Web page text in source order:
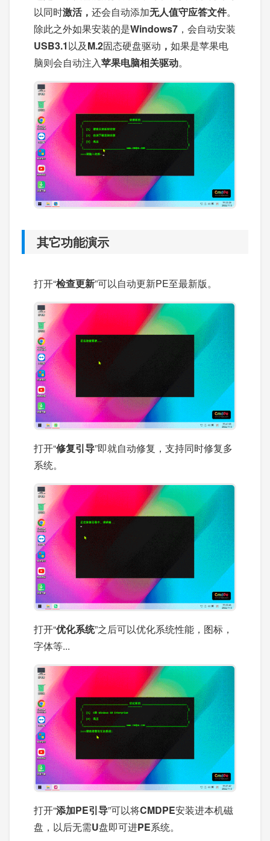
以同时激活， 还会自动添加无人值守应答文件。
除此之外如果安装的是Windows7 ，会自动安装
USB3.1以及M.2固态硬盘驱动 ， 如果是苹果电
脑则会自动注入苹果电脑相关驱动。
其它功能演示
打开“检查更新”可以自动更新PE至最新版。
打开“修复引导”即就自动修复，支持同时修复多
系统。
打开“优化系统”之后可以优化系统性能，图标，
字体等...
打开“添加PE引导”可以将CMDPE安装进本机磁
盘，以后无需U盘即可进PE系统。